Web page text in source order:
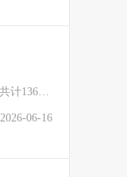
近期，中国石油正式公布2026年试油服务商入库名单，本轮入库分鄂尔多斯和国内其他区域两次发布，共计136家企业的1113支队伍入库。
2026-06-16